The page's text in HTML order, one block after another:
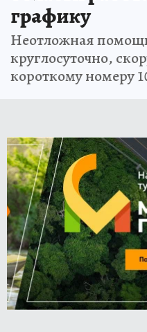
графику
Неотложная
круглосуточно,
короткому номеру